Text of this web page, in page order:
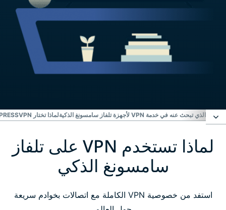
ما الذي تبحث عنه في خدمة VPN لأجهزة تلفاز سامسونغ الذكية لماذا تختار EXPRESSVPN لأجهزة تلفاز سامسونغ الذكية
لماذا تستخدم VPN على تلفاز سامسونغ الذكي
كيفية إعداد ExpressVPN على أجهزة تلفاز سامسونغ
لماذا تستخدم VPN على تلفاز
سامسونغ الذكي
استفد من خصوصية VPN الكاملة مع اتصالات بخوادم سريعة